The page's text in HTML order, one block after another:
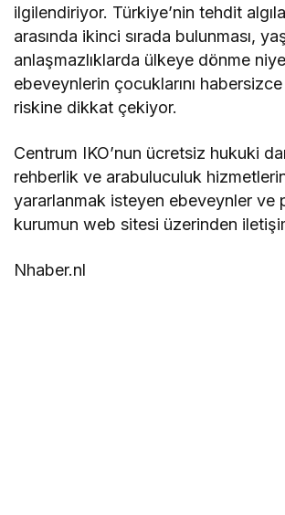
ilgilendiriyor. Türkiye’nin tehdit
arasında ikinci sırada bulunması,
anlaşmazlıklarda ülkeye dönme
ebeveynlerin çocuklarını
riskine dikkat çekiyor.
Centrum IKO’nun ücretsiz hukuki
rehberlik ve arabuluculuk
yararlanmak isteyen ebeveynler ve
kurumun web sitesi üzerinden
Nhaber.nl